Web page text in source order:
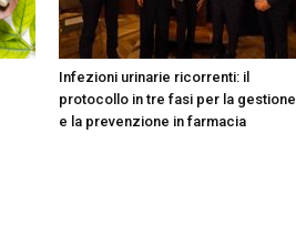
Infezioni urinarie ricorrenti: il
protocollo in tre fasi per la gestione
e la prevenzione in farmacia